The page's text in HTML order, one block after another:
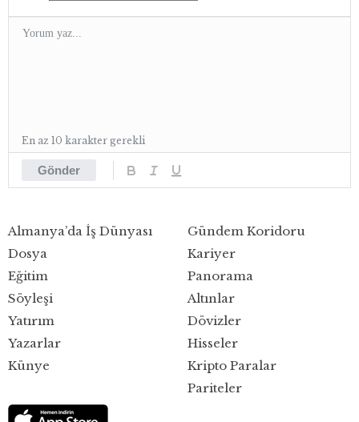
Gönder
En az 10 karakter gerekli
Almanya’da İş Dünyası
Dosya
Eğitim
Gündem Koridoru
Kariyer
Panorama
Söyleşi
Yatırım
Yazarlar
Künye
Altınlar
Dövizler
Hisseler
Kripto Paralar
Pariteler